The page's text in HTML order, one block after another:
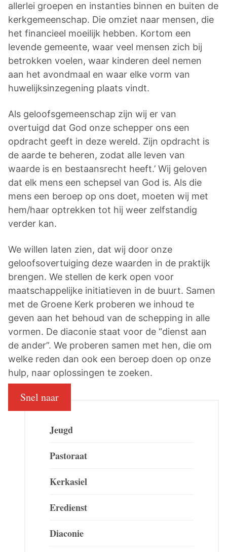
allerlei groepen en instanties binnen en buiten de
kerkgemeenschap. Die omziet naar mensen, die
het financieel moeilijk hebben. Kortom een
levende gemeente, waar veel mensen zich bij
betrokken voelen, waar kinderen deel nemen
aan het avondmaal en waar elke vorm van
huwelijksinzegening plaats vindt.
Als geloofsgemeenschap zijn wij er van
overtuigd dat God onze schepper ons een
opdracht geeft in deze wereld. Zijn opdracht is
de aarde te beheren, zodat alle leven van
waarde is en bestaansrecht heeft.’ Wij geloven
dat elk mens een schepsel van God is. Als die
mens een beroep op ons doet, moeten wij met
hem/haar optrekken tot hij weer zelfstandig
verder kan.
We willen laten zien, dat wij door onze
geloofsovertuiging deze waarden in de praktijk
brengen. We stellen de kerk open voor
maatschappelijke initiatieven in de buurt. Samen
met de Groene Kerk proberen we inhoud te
geven aan het behoud van de schepping in alle
vormen. De diaconie staat voor de “dienst aan
de ander”. We proberen samen met hen, die om
welke reden dan ook een beroep doen op onze
hulp, naar oplossingen te zoeken.
Snel naar
Jeugd
Pastoraat
Kerkasiel
Eredienst
Diaconie